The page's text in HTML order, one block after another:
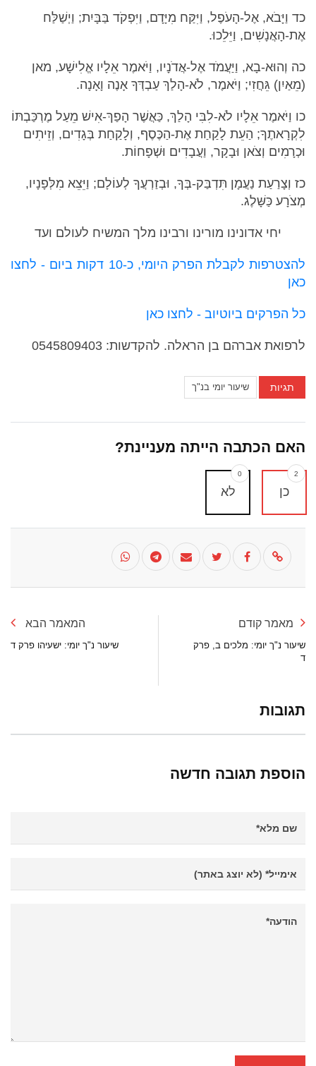
כד וַיָּבֹא, אֶל-הָעֹפֶל, וַיִּקַּח מִיָּדָם, וַיִּפְקֹד בַּבָּיִת; וַיְשַׁלַּח
אֶת-הָאֲנָשִׁים, וַיֵּלֵכוּ.
כה וְהוּא-בָא, וַיַּעֲמֹד אֶל-אֲדֹנָיו, וַיֹּאמֶר אֵלָיו אֱלִישָׁע, מאן
(מֵאַיִן) גֵּחֲזִי; וַיֹּאמֶר, לֹא-הָלַךְ עַבְדְּךָ אָנֶה וָאָנָה.
כו וַיֹּאמֶר אֵלָיו לֹא-לִבִּי הָלַךְ, כַּאֲשֶׁר הָפַךְ-אִישׁ מֵעַל מֶרְכַּבְתּוֹ
לִקְרָאתֶךָ; הַעֵת לָקַחַת אֶת-הַכֶּסֶף, וְלָקַחַת בְּגָדִים, וְזֵיתִים
וּכְרָמִים וְצֹאן וּבָקָר, וַעֲבָדִים וּשְׁפָחוֹת.
כז וְצָרַעַת נַעֲמָן תִּדְבַּק-בְּךָ, וּבְזַרְעֲךָ לְעוֹלָם; וַיֵּצֵא מִלְּפָנָיו,
מְצֹרָע כַּשָּׁלֶג.
יחי אדונינו מורינו ורבינו מלך המשיח לעולם ועד
להצטרפות לקבלת הפרק היומי, כ-10 דקות ביום - לחצו
כאן
כל הפרקים ביוטיוב - לחצו כאן
לרפואת אברהם בן הראלה. להקדשות: 0545809403
תגיות שיעור יומי בנ"ך
האם הכתבה הייתה מעניינת?
כן
2
לא
0
מאמר קודם
שיעור נ"ך יומי: מלכים ב, פרק
ד
המאמר הבא
שיעור נ"ך יומי: ישעיהו פרק ד
תגובות
הוספת תגובה חדשה